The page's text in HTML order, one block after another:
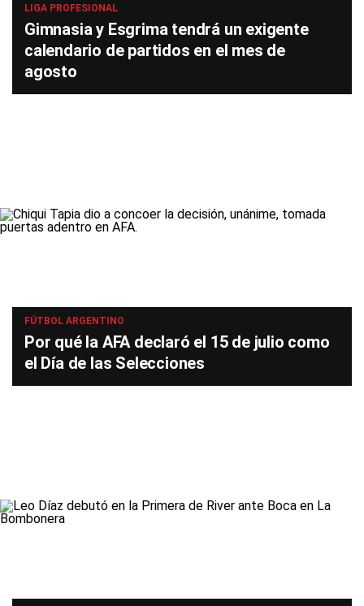
LIGA PROFESIONAL
Gimnasia y Esgrima tendrá un exigente
calendario de partidos en el mes de
agosto
FÚTBOL ARGENTINO
Por qué la AFA declaró el 15 de julio como
el Día de las Selecciones